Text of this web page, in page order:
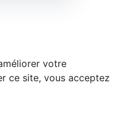
votre
ce site, vous acceptez